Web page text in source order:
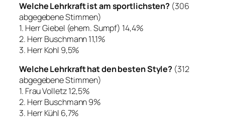
Welche Lehrkraft ist am sportlichsten? (306
abgegebene Stimmen)
1. Herr Giebel (ehem. Sumpf) 14,4%
2. Herr Buschmann 11,1%
3. Herr Kohl 9,5%
Welche Lehrkraft hat den besten Style? (312
abgegebene Stimmen)
1. Frau Volletz 12,5%
2. Herr Buschmann 9%
3. Herr Kühl 6,7%